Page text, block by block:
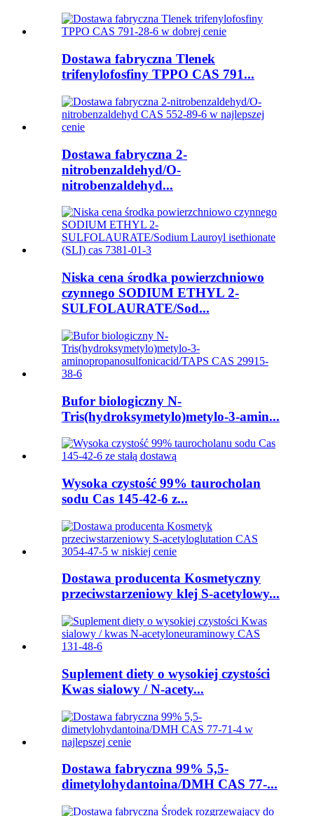
Dostawa fabryczna Tlenek
trifenylofosfiny TPPO CAS 791...
Dostawa fabryczna 2-
nitrobenzaldehyd/O-
nitrobenzaldehyd...
Niska cena środka powierzchniowo
czynnego SODIUM ETHYL 2-
SULFOLAURATE/Sod...
Bufor biologiczny N-
Tris(hydroksymetylo)metylo-3-amin...
Wysoka czystość 99% taurocholan
sodu Cas 145-42-6 z...
Dostawa producenta Kosmetyczny
przeciwstarzeniowy klej S-acetylowy...
Suplement diety o wysokiej czystości
Kwas sialowy / N-acety...
Dostawa fabryczna 99% 5,5-
dimetylohydantoina/DMH CAS 77-...